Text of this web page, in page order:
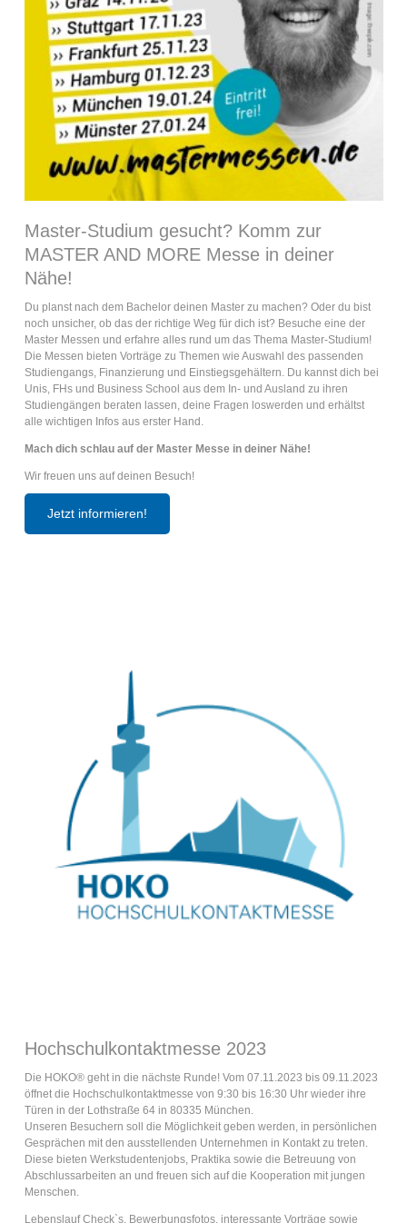
Master-Studium gesucht? Komm zur
MASTER AND MORE Messe in deiner
Nähe!
Du planst nach dem Bachelor deinen Master zu machen? Oder du bist
noch unsicher, ob das der richtige Weg für dich ist? Besuche eine der
Master Messen und erfahre alles rund um das Thema Master-Studium!
Die Messen bieten Vorträge zu Themen wie Auswahl des passenden
Studiengangs, Finanzierung und Einstiegsgehältern. Du kannst dich bei
Unis, FHs und Business School aus dem In- und Ausland zu ihren
Studiengängen beraten lassen, deine Fragen loswerden und erhältst
alle wichtigen Infos aus erster Hand.
Mach dich schlau auf der Master Messe in deiner Nähe!
Wir freuen uns auf deinen Besuch!
Jetzt informieren!
Hochschulkontaktmesse 2023
Die HOKO® geht in die nächste Runde! Vom 07.11.2023 bis 09.11.2023
öffnet die Hochschulkontaktmesse von 9:30 bis 16:30 Uhr wieder ihre
Türen in der Lothstraße 64 in 80335 München.
Unseren Besuchern soll die Möglichkeit geben werden, in persönlichen
Gesprächen mit den ausstellenden Unternehmen in Kontakt zu treten.
Diese bieten Werkstudentenjobs, Praktika sowie die Betreuung von
Abschlussarbeiten an und freuen sich auf die Kooperation mit jungen
Menschen.
Lebenslauf Check`s, Bewerbungsfotos, interessante Vorträge sowie